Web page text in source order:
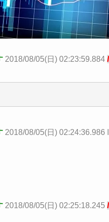
2018/08/05(日) 02:23:59.884
2018/08/05(日) 02:24:36.986
2018/08/05(日) 02:25:18.245